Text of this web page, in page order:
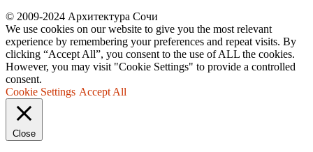
© 2009-2024 Архитектура Сочи
We use cookies on our website to give you the most relevant
experience by remembering your preferences and repeat visits. By
clicking “Accept All”, you consent to the use of ALL the cookies.
However, you may visit "Cookie Settings" to provide a controlled
consent.
Cookie Settings Accept All
Close